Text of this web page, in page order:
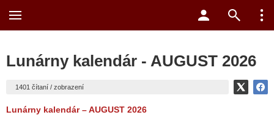
Lunárny kalendár - AUGUST 2026
1401 čítaní / zobrazení
Lunárny kalendár – AUGUST 2026